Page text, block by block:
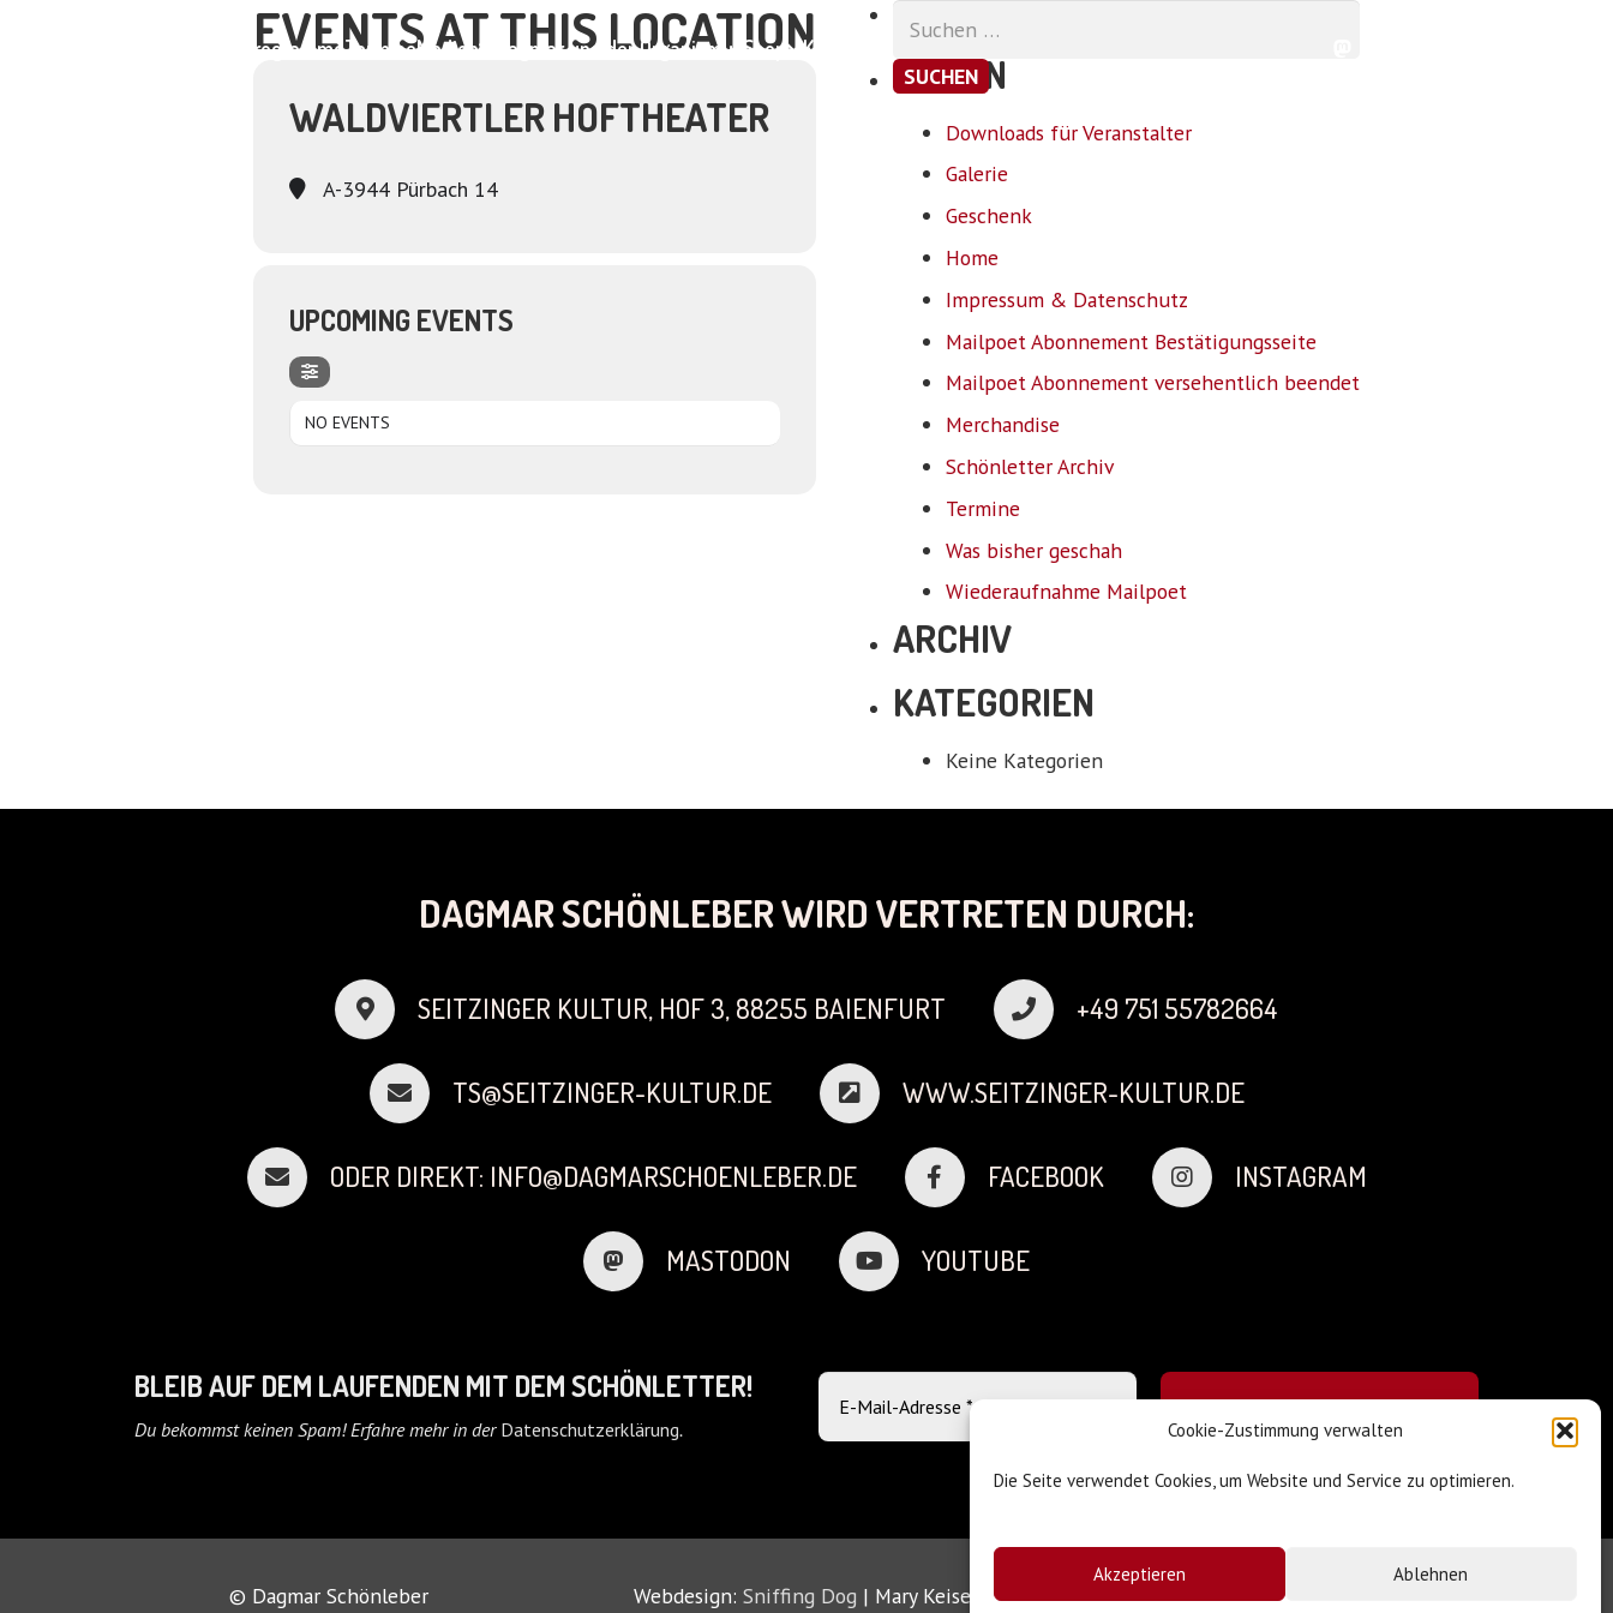
Cookie-Zustimmung verwalten
Die Seite verwendet Cookies, um Website und Service zu optimieren.
Akzeptieren Ablehnen
ProgrammeTermineMedien Dagmar und der Organismus Shop Kontakt
EVENTS AT THIS LOCATION
WALDVIERTLER HOFTHEATER
A-3944 Pürbach 14
UPCOMING EVENTS
NO EVENTS
nach:
SEITEN
Downloads für Veranstalter
Galerie
Geschenk
Home
Impressum & Datenschutz
Mailpoet Abonnement Bestätigungsseite
Mailpoet Abonnement versehentlich beendet
Merchandise
Schönletter Archiv
Termine
Was bisher geschah
Wiederaufnahme Mailpoet
ARCHIV
KATEGORIEN
Keine Kategorien
DAGMAR SCHÖNLEBER WIRD VERTRETEN DURCH:
SEITZINGER KULTUR, HOF 3, 88255 BAIENFURT +49 751 55782664
TS@SEITZINGER-KULTUR.DE WWW.SEITZINGER-KULTUR.DE
ODER DIREKT: INFO@DAGMARSCHOENLEBER.DE FACEBOOK INSTAGRAM
MASTODON YOUTUBE
BLEIB AUF DEM LAUFENDEN MIT DEM SCHÖNLETTER!
Du bekommst keinen Spam! Erfahre mehr in der Datenschutzerklärung.
© Dagmar Schönleber Webdesign:Sniffing Dog | Mary Keiser Impressum & Datenschutz